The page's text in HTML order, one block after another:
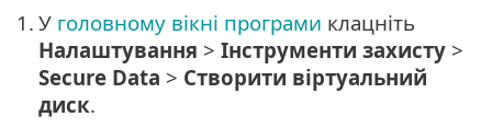
1. У головному вікні програми клацніть
Налаштування > Інструменти захисту >
Secure Data > Створити віртуальний
диск.